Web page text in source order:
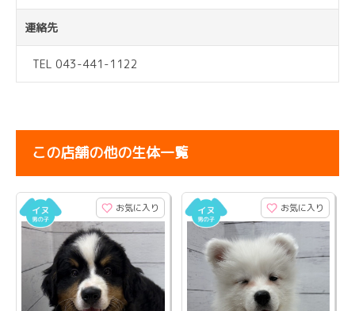
連絡先
TEL 043-441-1122
この店舗の他の生体一覧
お気に入り お気に入り